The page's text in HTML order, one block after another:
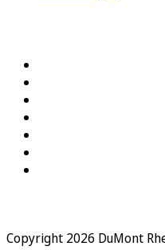
Copyright 2026 DuMont